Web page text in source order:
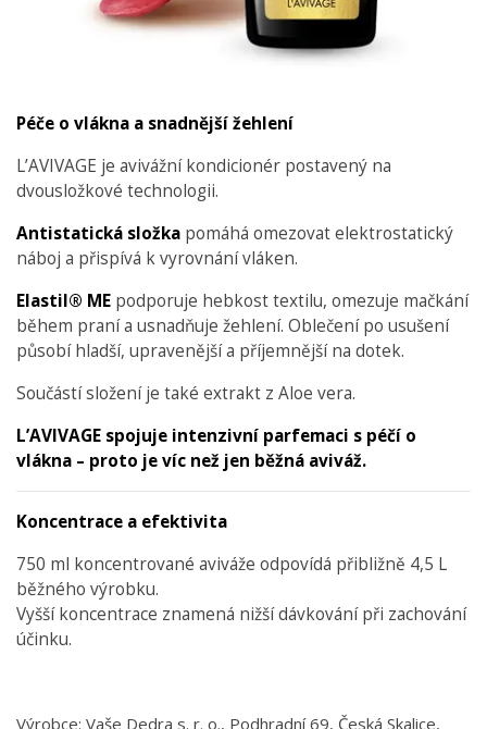
Péče o vlákna a snadnější žehlení
L’AVIVAGE je avivážní kondicionér postavený na
dvousložkové technologii.
Antistatická složka pomáhá omezovat elektrostatický
náboj a přispívá k vyrovnání vláken.
Elastil® ME podporuje hebkost textilu, omezuje mačkání
během praní a usnadňuje žehlení. Oblečení po usušení
působí hladší, upravenější a příjemnější na dotek.
Součástí složení je také extrakt z Aloe vera.
L’AVIVAGE spojuje intenzivní parfemaci s péčí o
vlákna – proto je víc než jen běžná aviváž.
Koncentrace a efektivita
750 ml koncentrované aviváže odpovídá přibližně 4,5 L
běžného výrobku.
Vyšší koncentrace znamená nižší dávkování při zachování
účinku.
Výrobce: Vaše Dedra s. r. o., Podhradní 69, Česká Skalice,